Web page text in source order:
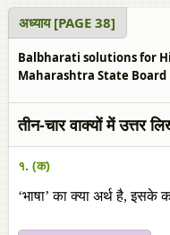
अध्याय [PAGE 38]
Balbharati solutions for
Maharashtra State Board ४
तीन-चार वाक्यों में उत्तर
१. (क)
‘भाषा’ का क्या अर्थ है, इसके